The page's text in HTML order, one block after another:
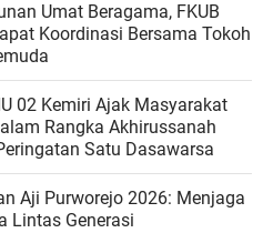
Umat Beragama, FKUB
Koordinasi Bersama Tokoh
02 Kemiri Ajak Masyarakat
Rangka Akhirussanah
Satu Dasawarsa
Aji Purworejo 2026: Menjaga
Lintas Generasi